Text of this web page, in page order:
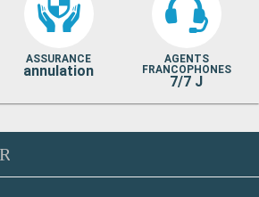
ASSURANCE
annulation
AGENTS
FRANCOPHONES
7/7 J